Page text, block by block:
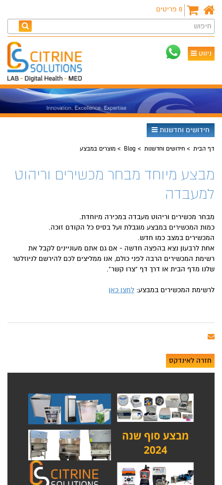
0 פריטים
חיפוש
ניווט
חידושים וחדשנות
דף הבית חידושים וחדשנות Blog מוצרים במבצע
מבצע מיוחד מבחר מכשירים וריהוט
למעבדה
מבחר מכשירים וריהוט מעבדה במכירה מיוחדת.
כמות המכשירים במבצע מוגבלת ועל בסיס כל הקודם זוכה.
המכשירים במצב כמו חדש.
אחת לרבעון נצא בהפצה חדשה - אם גם אתם מעוניינים לקבל את
רשימת המכשירים הרבה לפני כולם, אנו ממליצים לכם להירשם לניוזלטר
שלנו מדף הבית או דרך דף "צרו קשר".
לרשימת המכשירים במבצע: לחצו כאן
חזרה לאינדקס